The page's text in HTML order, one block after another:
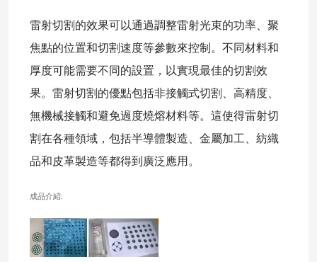
雷射切割的效果可以通過調整雷射光束的功率、聚
焦點的位置和切割速度等參數來控制。不同材料和
厚度可能需要不同的設置，以實現最佳的切割效
果。雷射切割的優點包括非接觸式切割、高精度、
無機械接觸和避免過度燒熔材料等。這使得雷射切
割在各種領域，包括半導體製造、金屬加工、紡織
品和皮革製造等都得到廣泛應用。
成品介紹: